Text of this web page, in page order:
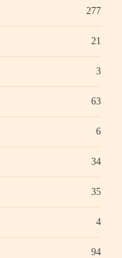
277
21
3
63
6
34
35
4
94